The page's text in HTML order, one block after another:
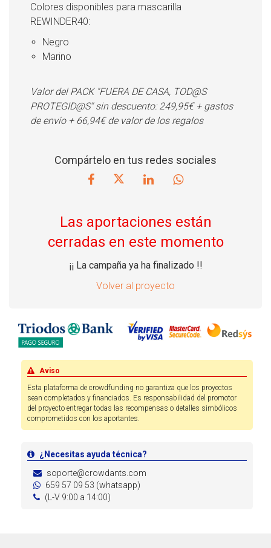
Colores disponibles para mascarilla
REWINDER40:
Negro
Marino
Valor del PACK "FUERA DE CASA, TOD@S
PROTEGID@S" sin descuento: 249,95€ + gastos
de envío + 66,94€ de valor de los regalos
Compártelo en tus redes sociales
Las aportaciones están
cerradas en este momento
¡¡ La campaña ya ha finalizado !!
Volver al proyecto
Aviso
Esta plataforma de crowdfunding no garantiza que los proyectos
sean completados y financiados. Es responsabilidad del promotor
del proyecto entregar todas las recompensas o detalles simbólicos
comprometidos con los aportantes.
¿Necesitas ayuda técnica?
soporte@crowdants.com
659 57 09 53 (whatsapp)
(L-V 9:00 a 14:00)